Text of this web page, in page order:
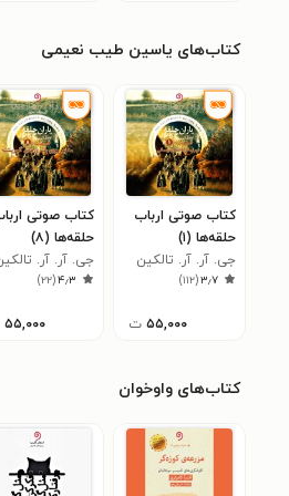
کتاب‌های یاسین طیب نعیمی
کتاب صوتی ارباب
حلقه‌ها (۱)
جی. آر. آر. تالکین
۳٫۷(۱۱۲)
۵۵,۰۰۰ ت
کتاب صوتی
حلقه‌ها (۸)
جی. آر. آر.
۴٫۳(۲۲)
۵۵,۰۰۰
کتاب‌های واوخوان